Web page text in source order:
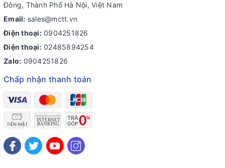
Đông, Thành Phố Hà Nội, Việt Nam
Email: sales@mctt.vn
Điện thoại: 0904251826
Điện thoại: 02485894254
Zalo: 0904251826
Chấp nhận thanh toán